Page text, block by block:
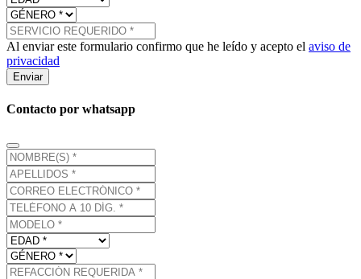
Al enviar este formulario confirmo que he leído y acepto el aviso de
privacidad
Enviar
Contacto por whatsapp